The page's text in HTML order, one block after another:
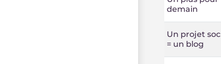
demain
Un projet
= un blog